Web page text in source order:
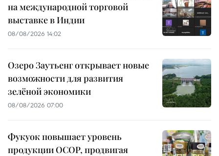
на международной торговой
выставке в Индии
08/08/2026 14:02
Озеро Заутьенг открывает новые
возможности для развития
зелёной экономики
08/08/2026 07:00
Фукуок повышает уровень
продукции OCOP, продвигая